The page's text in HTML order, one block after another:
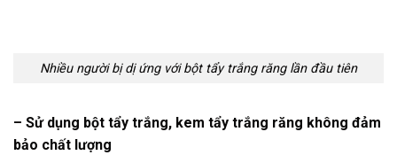
Nhiều người bị dị ứng với bột tẩy trắng răng lần đầu tiên
– Sử dụng bột tẩy trắng, kem tẩy trắng răng không đảm
bảo chất lượng